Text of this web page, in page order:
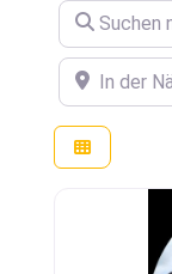
Suchen nach
In der Nähe